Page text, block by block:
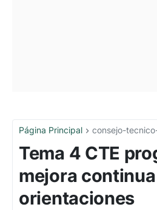
Página Principal consejo-
Tema 4 CTE
mejora continua
orientaciones